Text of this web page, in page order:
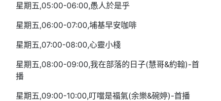
星期五,05:00-06:00,愚人於是乎
星期五,06:00-07:00,埔基早安咖啡
星期五,07:00-08:00,心靈小棧
星期五,08:00-09:00,我在部落的日子(慧哥&約翰)-首
播
星期五,09:00-10:00,叮噹是福氣(余樂&碗婷)-首播